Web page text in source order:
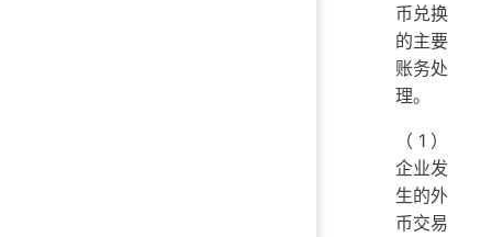
币兑换
的主要
账务处
理。
（1）
企业发
生的外
币交易